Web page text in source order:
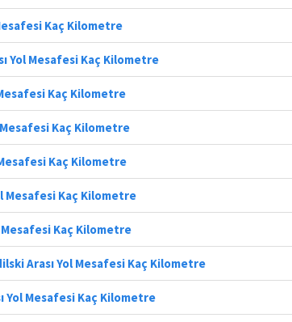
Kaç Kilometre
Yol Mesafesi Kaç Kilometre
Kaç Kilometre
Kaç Kilometre
Kaç Kilometre
Mesafesi Kaç Kilometre
Kaç Kilometre
Arası Yol Mesafesi Kaç Kilometre
Yol Mesafesi Kaç Kilometre